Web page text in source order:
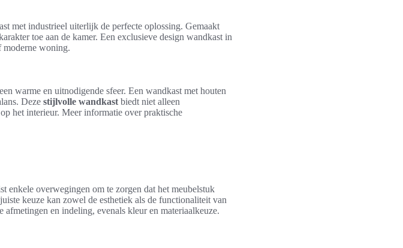
met industrieel uiterlijk de perfecte oplossing. Gemaakt
toe aan de kamer. Een exclusieve design wandkast in
moderne woning.
warme en uitnodigende sfeer. Een wandkast met houten
Deze stijlvolle wandkast biedt niet alleen
het interieur. Meer informatie over praktische
enkele overwegingen om te zorgen dat het meubelstuk
keuze kan zowel de esthetiek als de functionaliteit van
en indeling, evenals kleur en materiaalkeuze.